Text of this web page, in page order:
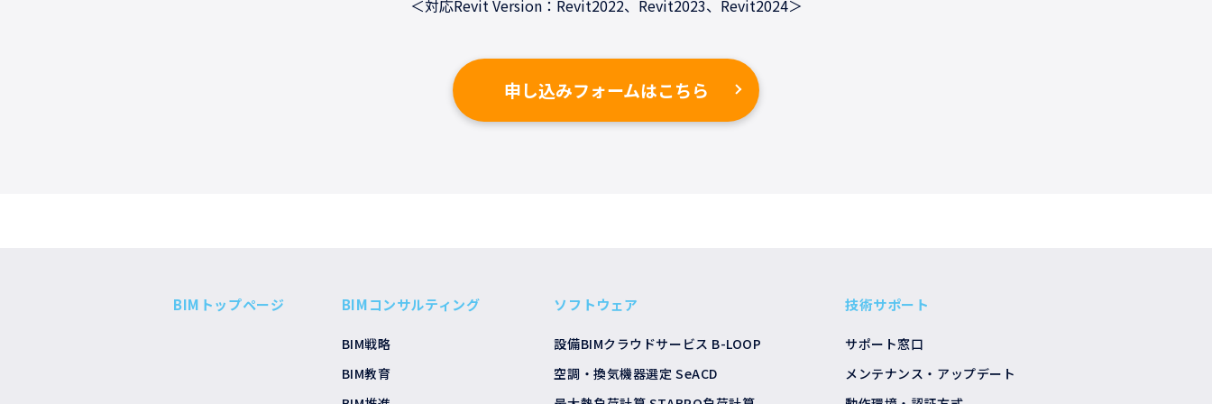
＜対応Revit Version：Revit2022、Revit2023、Revit2024＞
申し込みフォームはこちら
BIMトップページ BIMコンサルティング
BIM戦略
BIM教育
ソフトウェア
設備BIMクラウドサービス B-LOOP
空調・換気機器選定 SeACD
技術サポート
サポート窓口
メンテナンス・アップデート